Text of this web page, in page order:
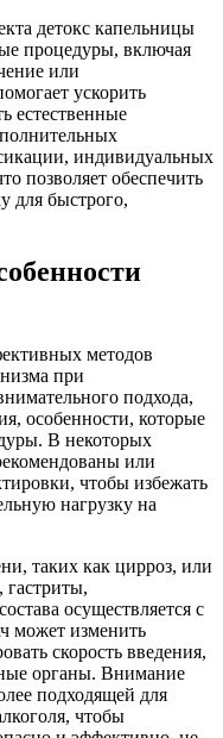
детокс капельницы
процедуры, включая
или
ускорить
естественные
индивидуальных
позволяет обеспечить
для быстрого,
методов
при
подхода,
особенности, которые
В некоторых
или
чтобы избежать
нагрузку на
таких как цирроз, или
гастриты,
осуществляется с
может изменить
скорость введения,
органы. Внимание
подходящей для
чтобы